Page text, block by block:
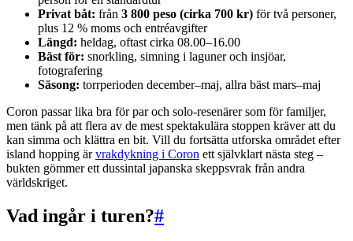
Privat båt: från 3 800 peso (cirka 700 kr) för två personer,
plus 12 % moms och entréavgifter
Längd: heldag, oftast cirka 08.00–16.00
Bäst för: snorkling, simning i laguner och insjöar,
fotografering
Säsong: torrperioden december–maj, allra bäst mars–maj
Coron passar lika bra för par och solo-resenärer som för familjer,
men tänk på att flera av de mest spektakulära stoppen kräver att du
kan simma och klättra en bit. Vill du fortsätta utforska området efter
island hopping ärvrakdykning i Coron ett självklart nästa steg –
bukten gömmer ett dussintal japanska skeppsvrak från andra
världskriget.
Vad ingår i turen?#